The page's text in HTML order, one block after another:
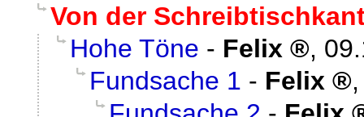
Von der
Hohe Töne - Felix ,
Fundsache 1 - Felix